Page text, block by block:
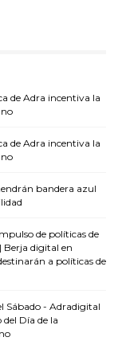
de Adra incentiva la
de Adra incentiva la
bandera azul
de políticas de
Berja digital en
a políticas de
Sábado - Adradigital
Día de la